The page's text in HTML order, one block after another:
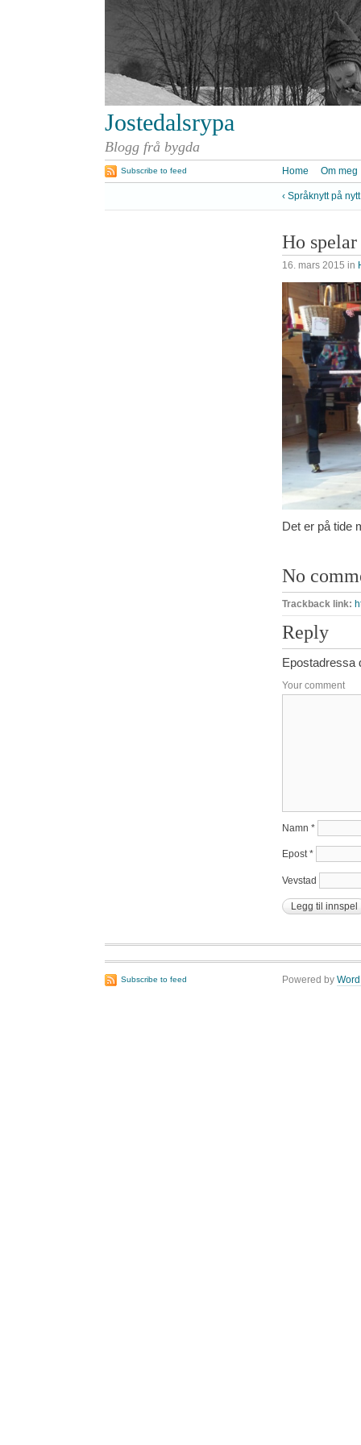
Jostedalsrypa
Blogg frå bygda
Home Om meg
Subscribe to feed
‹ Språknytt på nytt
Ho spelar
16. mars 2015 in
Det er på tide
No
Trackback link:
Reply
Epostadressa
Your comment
Namn *
Epost*
Vevstad
Subscribe to feed Powered by